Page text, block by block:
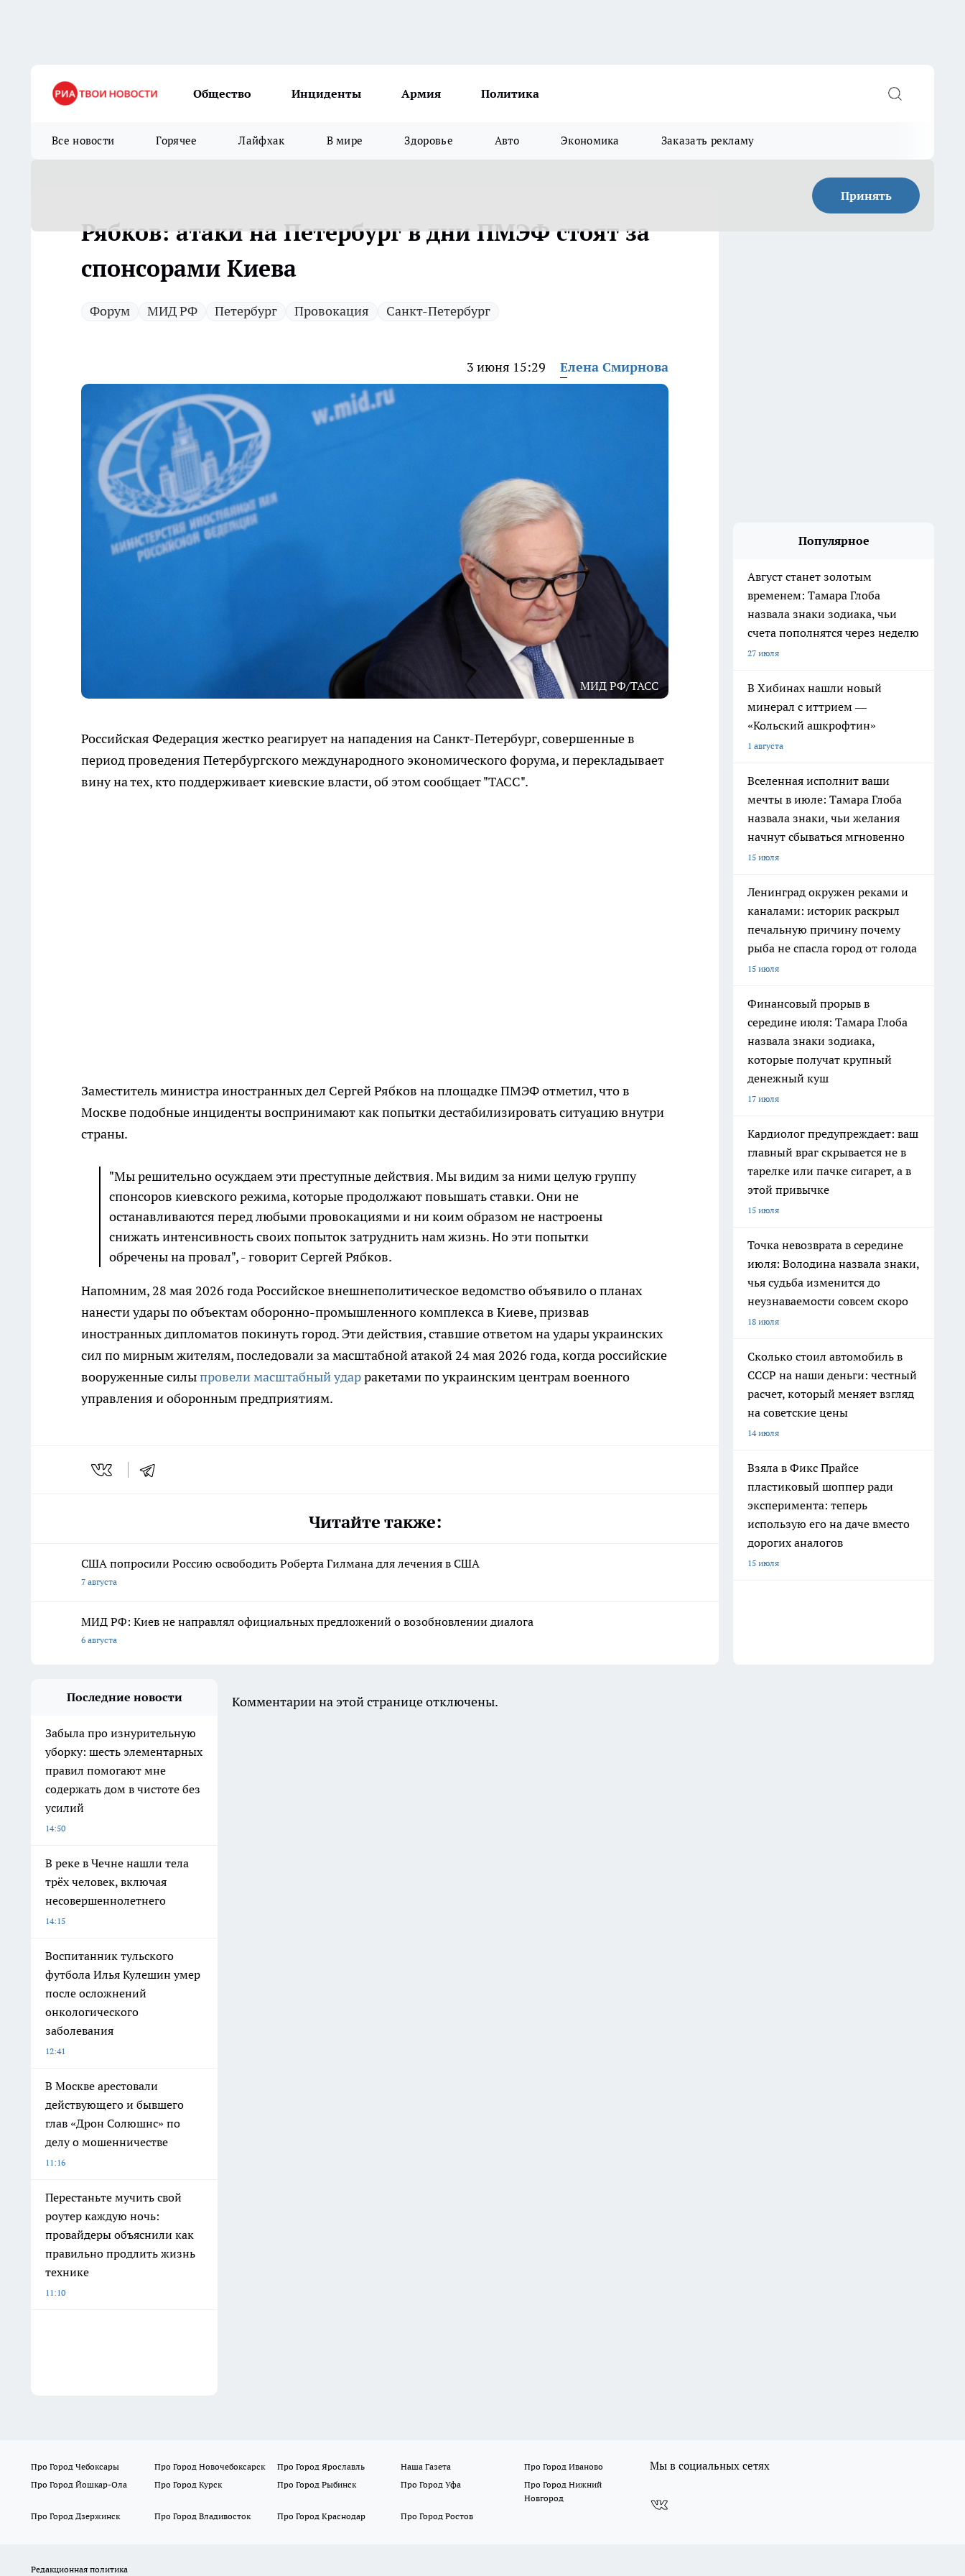
Общество Инциденты Армия Политика
Все новости Горячее Лайфхак В мире Здоровье Авто Экономика Заказать рекламу
Принять
Рябков: атаки на Петербург в дни ПМЭФ стоят за
спонсорами Киева
Форум МИД РФ Петербург Провокация Санкт-Петербург
3 июня 15:29 Елена Смирнова
МИД РФ/ТАСС
Российская Федерация жестко реагирует на нападения на Санкт-Петербург, совершенные в
период проведения Петербургского международного экономического форума, и перекладывает
вину на тех, кто поддерживает киевские власти, об этом сообщает "ТАСС".
Заместитель министра иностранных дел Сергей Рябков на площадке ПМЭФ отметил, что в
Москве подобные инциденты воспринимают как попытки дестабилизировать ситуацию внутри
страны.
"Мы решительно осуждаем эти преступные действия. Мы видим за ними целую группу
спонсоров киевского режима, которые продолжают повышать ставки. Они не
останавливаются перед любыми провокациями и ни коим образом не настроены
снижать интенсивность своих попыток затруднить нам жизнь. Но эти попытки
обречены на провал", - говорит Сергей Рябков.
Напомним, 28 мая 2026 года Российское внешнеполитическое ведомство объявило о планах
нанести удары по объектам оборонно-промышленного комплекса в Киеве, призвав
иностранных дипломатов покинуть город. Эти действия, ставшие ответом на удары украинских
сил по мирным жителям, последовали за масштабной атакой 24 мая 2026 года, когда российские
вооруженные силыпровели масштабный ударракетами по украинским центрам военного
управления и оборонным предприятиям.
Читайте также:
США попросили Россию освободить Роберта Гилмана для лечения в США
7 августа
МИД РФ: Киев не направлял официальных предложений о возобновлении диалога
6 августа
Популярное
Август станет золотым
временем: Тамара Глоба
назвала знаки зодиака, чьи
счета пополнятся через неделю
27 июля
В Хибинах нашли новый
минерал с иттрием —
«Кольский ашкрофтин»
1 августа
Вселенная исполнит ваши
мечты в июле: Тамара Глоба
назвала знаки, чьи желания
начнут сбываться мгновенно
15 июля
Ленинград окружен реками и
каналами: историк раскрыл
печальную причину почему
рыба не спасла город от голода
15 июля
Финансовый прорыв в
середине июля: Тамара Глоба
назвала знаки зодиака,
которые получат крупный
денежный куш
17 июля
Кардиолог предупреждает: ваш
главный враг скрывается не в
тарелке или пачке сигарет, а в
этой привычке
15 июля
Точка невозврата в середине
июля: Володина назвала знаки,
чья судьба изменится до
неузнаваемости совсем скоро
18 июля
Сколько стоил автомобиль в
СССР на наши деньги: честный
расчет, который меняет взгляд
на советские цены
14 июля
Взяла в Фикс Прайсе
пластиковый шоппер ради
эксперимента: теперь
использую его на даче вместо
дорогих аналогов
15 июля
Последние новости
Забыла про изнурительную
уборку: шесть элементарных
правил помогают мне
содержать дом в чистоте без
усилий
14:50
В реке в Чечне нашли тела
трёх человек, включая
несовершеннолетнего
14:15
Воспитанник тульского
футбола Илья Кулешин умер
после осложнений
онкологического
заболевания
12:41
В Москве арестовали
действующего и бывшего
глав «Дрон Солюшнс» по
делу о мошенничестве
11:16
Перестаньте мучить свой
роутер каждую ночь:
провайдеры объяснили как
правильно продлить жизнь
технике
11:10
Комментарии на этой странице отключены.
Про Город Чебоксары Про Город Новочебоксарск Про Город Ярославль Наша Газета
Про Город Иваново
Про Город Йошкар-Ола
Про Город Курск Про Город Рыбинск Про Город Уфа
Про Город Нижний
Новгород
Про Город Дзержинск
Про Город Владивосток Про Город Краснодар Про Город Ростов
Мы в социальных сетях
Редакционная политика